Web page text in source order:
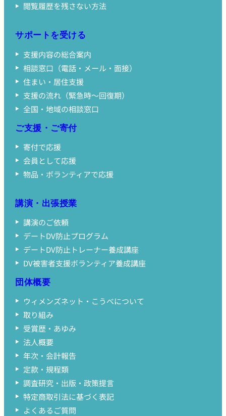
閲覧履歴を残さない方法
サポートを受ける
支援内容の総合案内
相談窓口（電話・メール・面接）
住まい・居住支援
支援の流れ（緊急時〜回復期）
全国・地域の相談窓口
ご支援・ご寄付
寄付で応援
会員として応援
物品・ボランティアで応援
講演・出張授業
講演のご依頼
デートDV防止プログラム
デートDV防止トレーナー養成講座
DV被害者支援ボランティア養成講座
団体概要
ウィメンズネット・こうべについて
取り組み
受賞歴・あゆみ
法人概要
年次・会計報告
定款・規程類
調査研究・出版・政策提言
特定商取引法に基づく表記
よくあるご質問